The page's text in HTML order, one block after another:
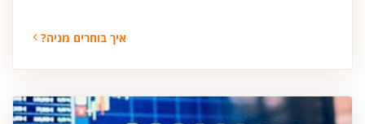
איך בוחרים מניה?